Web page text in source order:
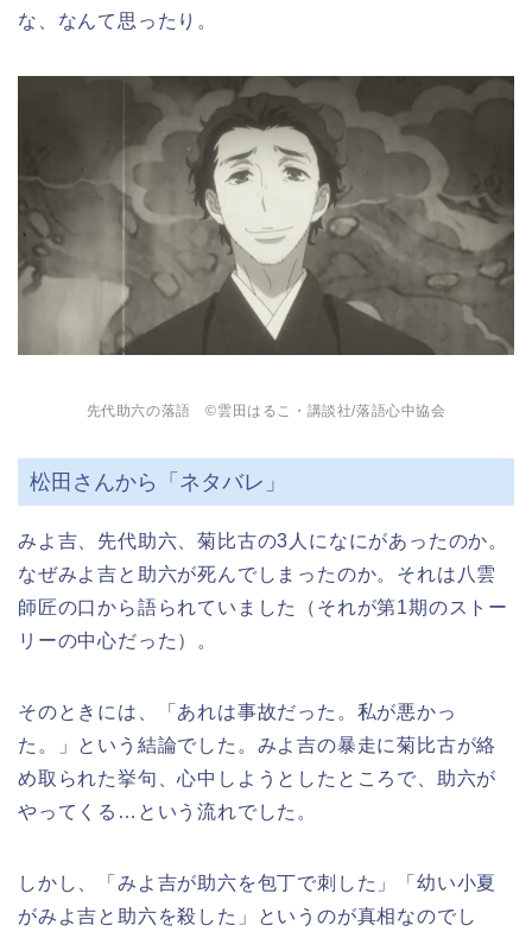
な、なんて思ったり。
先代助六の落語 ©雲田はるこ・講談社/落語心中協会
松田さんから「ネタバレ」
みよ吉、先代助六、菊比古の3人になにがあったのか。
なぜみよ吉と助六が死んでしまったのか。それは八雲
師匠の口から語られていました（それが第1期のストー
リーの中心だった）。
そのときには、「あれは事故だった。私が悪かっ
た。」という結論でした。みよ吉の暴走に菊比古が絡
め取られた挙句、心中しようとしたところで、助六が
やってくる…という流れでした。
しかし、「みよ吉が助六を包丁で刺した」「幼い小夏
がみよ吉と助六を殺した」というのが真相なのでし